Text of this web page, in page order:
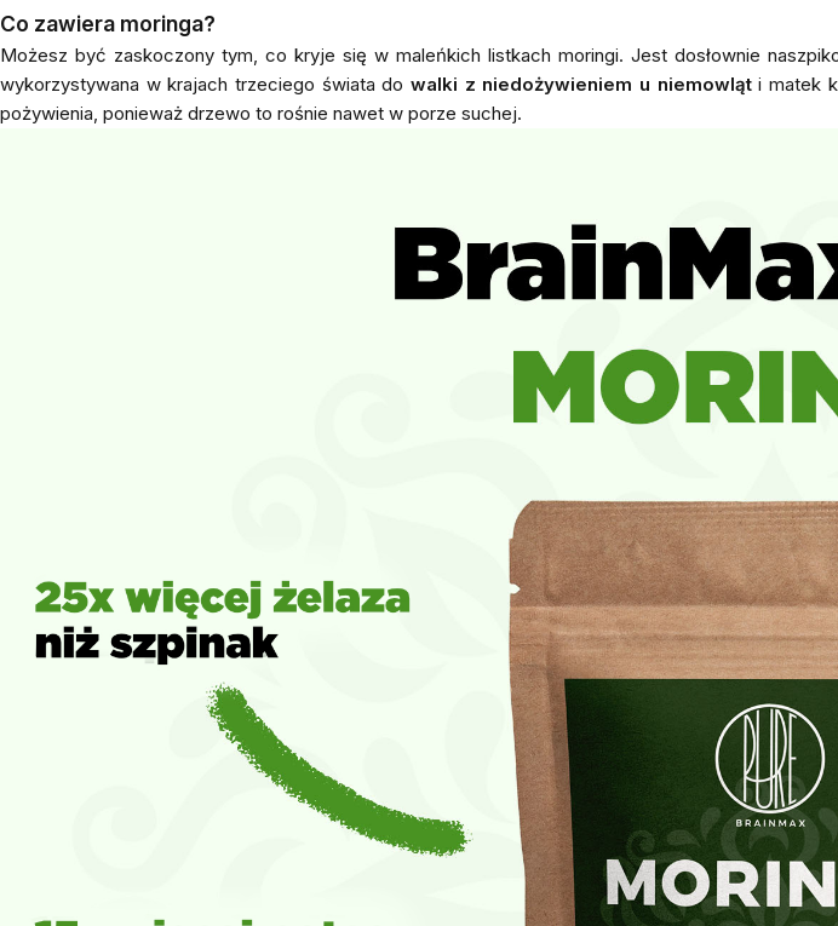
Co zawiera moringa?
Możesz być zaskoczony tym, co kryje się w maleńkich listkach moringi. Jest dosłownie
wykorzystywana w krajach trzeciego świata do walki z niedożywieniem u niemowląti matek
pożywienia, ponieważ drzewo to rośnie nawet w porze suchej.